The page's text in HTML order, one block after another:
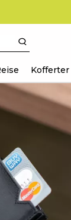
Kofferter